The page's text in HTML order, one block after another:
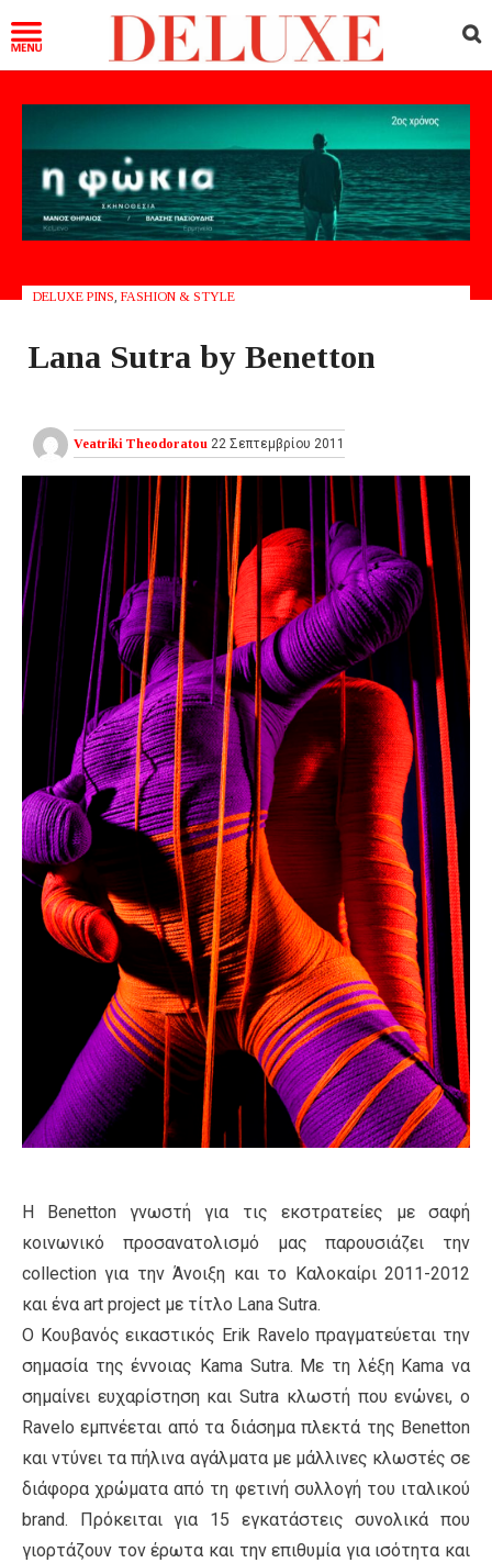
DELUXE PINS FASHION & STYLE
Lana Sutra by Benetton
Veatriki Theodoratou 22 Σεπτεμβρίου 2011
H Βenetton γνωστή για τις εκστρατείες με σαφή
κοινωνικό προσανατολισμό μας παρουσιάζει την
collection για την Άνοιξη και το Καλοκαίρι 2011-2012
και ένα art project με τίτλο Lana Sutra.
Ο Κουβανός εικαστικός Erik Ravelo πραγματεύεται την
σημασία της έννοιας Kama Sutra. Με τη λέξη Kama να
σημαίνει ευχαρίστηση και Sutra κλωστή που ενώνει, ο
Ravelo εμπνέεται από τα διάσημα πλεκτά της Benetton
και ντύνει τα πήλινα αγάλματα με μάλλινες κλωστές σε
διάφορα χρώματα από τη φετινή συλλογή του ιταλικού
brand. Πρόκειται για 15 εγκατάστεις συνολικά που
γιορτάζουν τον έρωτα και την επιθυμία για ισότητα και